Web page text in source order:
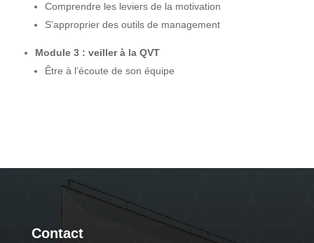
Comprendre les leviers de la motivation
S’approprier des outils de management
Module 3 : veiller à la QVT
Être à l’écoute de son équipe
Contact